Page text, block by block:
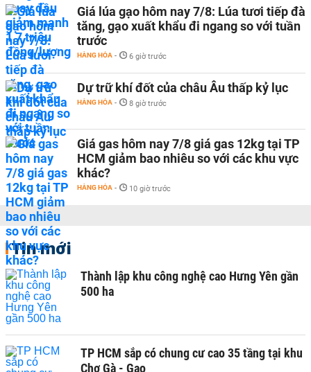
Giá lúa gạo hôm nay 7/8: Lúa tươi tiếp đà
tăng, gạo xuất khẩu đi ngang so với tuần
trước
HÀNG HÓA - 6 giờ trước
Dự trữ khí đốt của châu Âu thấp kỷ lục
HÀNG HÓA - 8 giờ trước
Giá gas hôm nay 7/8 giá gas 12kg tại TP
HCM giảm bao nhiêu so với các khu vực
khác?
HÀNG HÓA - 10 giờ trước
Tin mới
Thành lập khu công nghệ cao Hưng Yên gần
500 ha
TP HCM sắp có chung cư cao 35 tầng tại khu
Chợ Gà - Gạo